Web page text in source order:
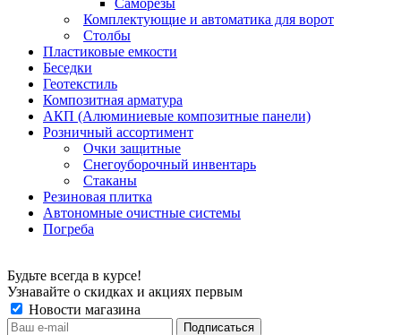
Комплектующие и автоматика для ворот
Столбы
Пластиковые емкости
Беседки
Геотекстиль
Композитная арматура
АКП (Алюминиевые композитные панели)
Розничный ассортимент
Очки защитные
Снегоуборочный инвентарь
Стаканы
Резиновая плитка
Автономные очистные системы
Погреба
Будьте всегда в курсе!
Узнавайте о скидках и акциях первым
Новости магазина